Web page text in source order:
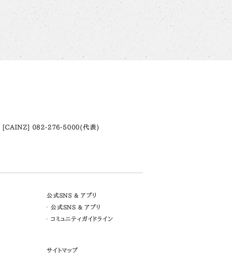
[CAINZ] 082-276-5000(代表)
公式SNS & アプリ
公式SNS & アプリ
コミュニティガイドライン
サイトマップ